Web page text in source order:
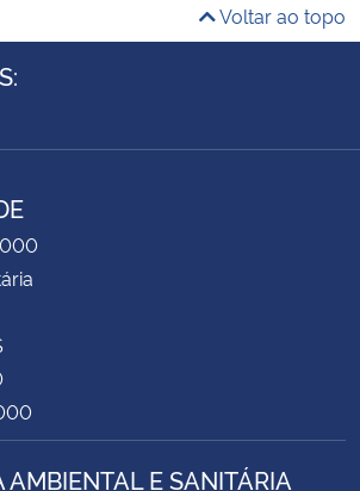
Voltar ao topo
AMBIENTAL E SANITÁRIA